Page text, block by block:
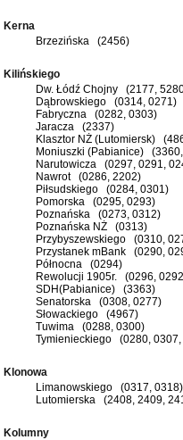
Kerna
Brzezińska (2456)
Kilińskiego
Dw. Łódź Chojny (2177,
Dąbrowskiego (0314, 0271)
Fabryczna (0282, 0303)
Jaracza (2337)
Klasztor NŻ (Lutomiersk)
Moniuszki (Pabianice)
Narutowicza (0297, 0291,
Nawrot (0286, 2202)
Piłsudskiego (0284, 0301)
Pomorska (0295, 0293)
Poznańska (0273, 0312)
Poznańska NŻ (0313)
Przybyszewskiego (0310,
Przystanek mBank (0290,
Północna (0294)
Rewolucji 1905r. (0296,
SDH(Pabianice) (3363)
Senatorska (0308, 0277)
Słowackiego (4967)
Tuwima (0288, 0300)
Tymienieckiego (0280, 0307,
Klonowa
Limanowskiego (0317, 0318)
Lutomierska (2408, 2409,
Kolumny